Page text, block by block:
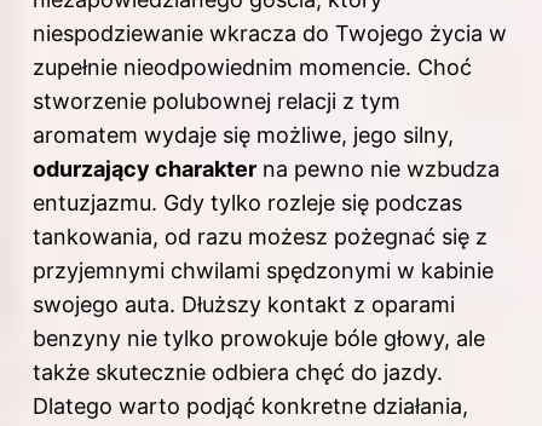
niespodziewanie wkracza do Twojego życia w
zupełnie nieodpowiednim momencie. Choć
stworzenie polubownej relacji z tym
aromatem wydaje się możliwe, jego silny,
odurzający charakter na pewno nie wzbudza
entuzjazmu. Gdy tylko rozleje się podczas
tankowania, od razu możesz pożegnać się z
przyjemnymi chwilami spędzonymi w kabinie
swojego auta. Dłuższy kontakt z oparami
benzyny nie tylko prowokuje bóle głowy, ale
także skutecznie odbiera chęć do jazdy.
Dlatego warto podjąć konkretne działania,